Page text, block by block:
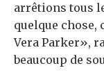
arrêtions tous
quelque chose,
Vera Parker»,
beaucoup de